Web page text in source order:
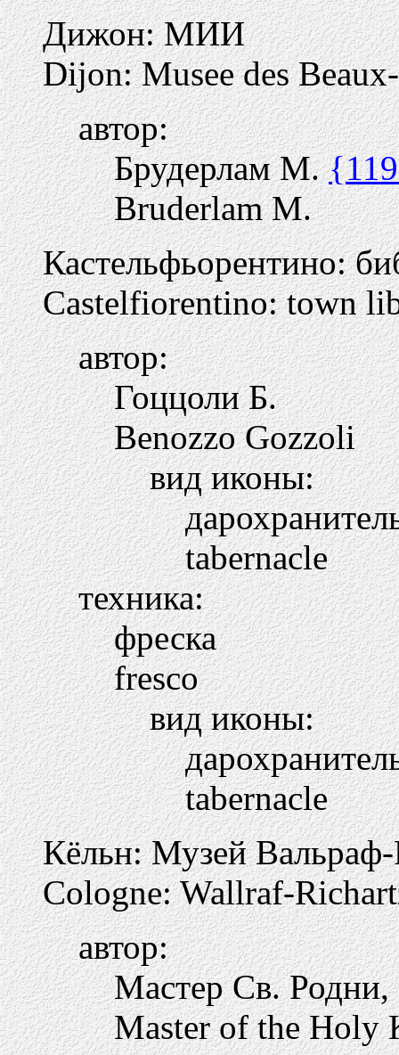
Дижон: МИИ
Dijon: Musee des
автор:
Брудерлам М.
Bruderlam M.
Кастельфьорентино:
Castelfiorentino: town
автор:
Гоццоли Б.
Benozzo Gozzoli
вид иконы:
tabernacle
техника:
фреска
fresco
вид иконы:
tabernacle
Кёльн: Музей
Cologne: Wallraf-
автор:
Мастер Св. Родни,
Master of the Holy